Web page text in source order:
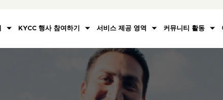
KYCC 행사 참여하기 서비스 제공 영역 커뮤니티 활동